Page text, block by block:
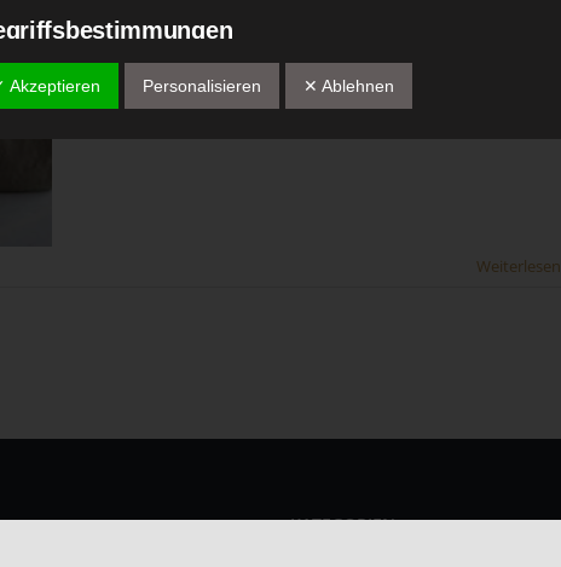
Weiterlesen
KATEGORIEN
Richtlinien- und Verordnungsgeber beim Erlass der
verwenden in dieser Datenschutzerklärung unter anderem die folgenden
Kennnummer, zu Standortdaten, zu einer Online-Kennung oder zu
Akzeptieren Personalisieren ✕ Ablehnen